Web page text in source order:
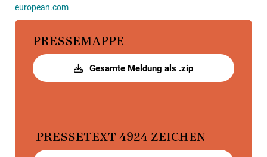
european.com
PRESSEMAPPE
Gesamte Meldung als .zip
PRESSETEXT 4924 ZEICHEN